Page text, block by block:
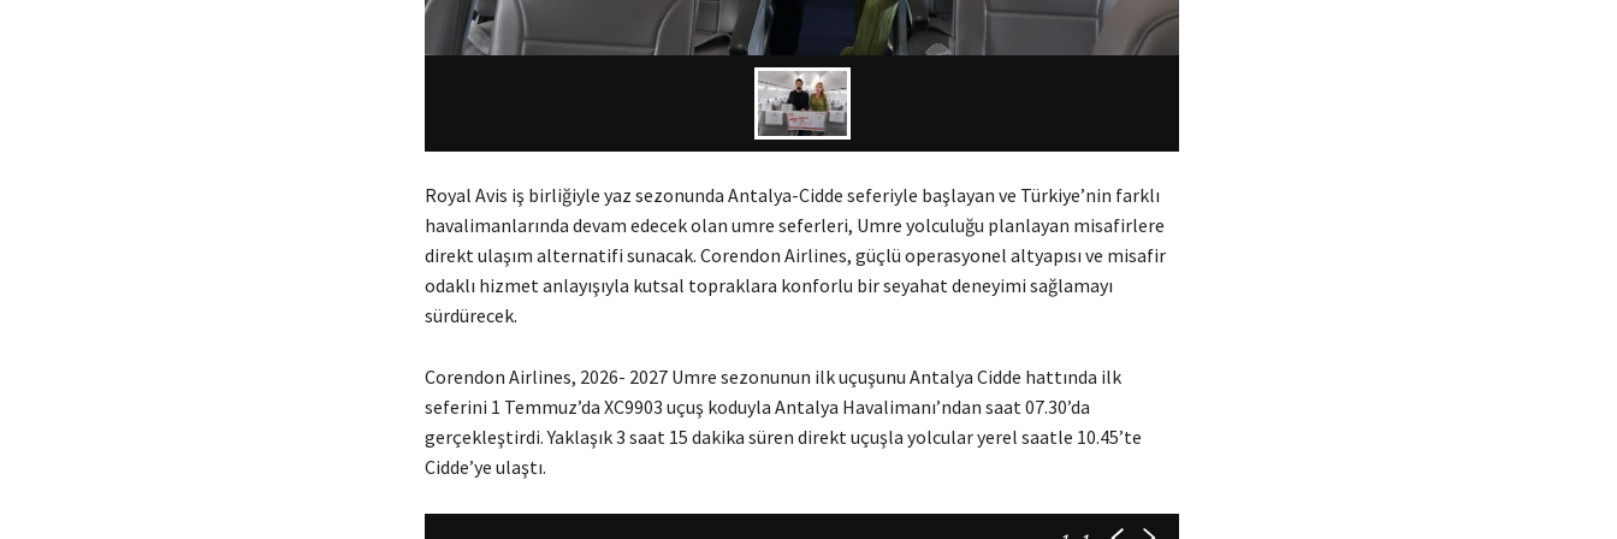
Royal Avis iş birliğiyle yaz sezonunda Antalya-Cidde seferiyle başlayan ve Türkiye’nin farklı
havalimanlarında devam edecek olan umre seferleri, Umre yolculuğu planlayan misafirlere
direkt ulaşım alternatifi sunacak. Corendon Airlines, güçlü operasyonel altyapısı ve misafir
odaklı hizmet anlayışıyla kutsal topraklara konforlu bir seyahat deneyimi sağlamayı
sürdürecek.
Corendon Airlines, 2026- 2027 Umre sezonunun ilk uçuşunu Antalya Cidde hattında ilk
seferini 1 Temmuz’da XC9903 uçuş koduyla Antalya Havalimanı’ndan saat 07.30’da
gerçekleştirdi. Yaklaşık 3 saat 15 dakika süren direkt uçuşla yolcular yerel saatle 10.45’te
Cidde’ye ulaştı.